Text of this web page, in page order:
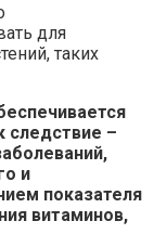
для
таких
следствие –
и
показателя
витаминов,